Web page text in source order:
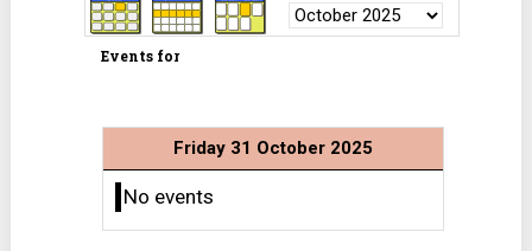
Events for
Friday 31 October 2025
No events